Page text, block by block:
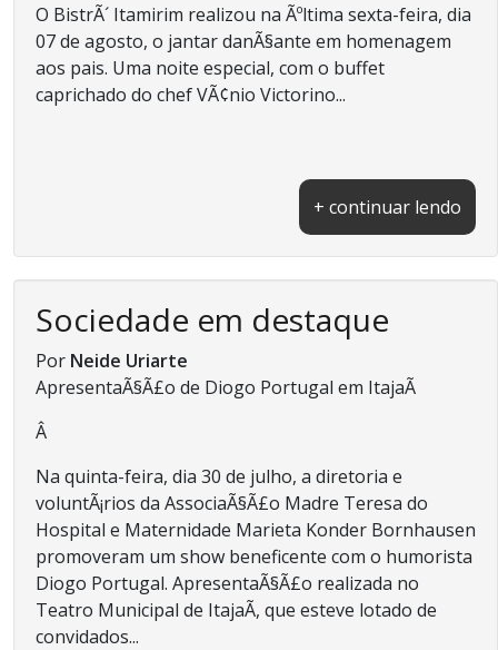
O BistrÃ´ Itamirim realizou na Ãºltima sexta-feira, dia
07 de agosto, o jantar danÃ§ante em homenagem
aos pais. Uma noite especial, com o buffet
caprichado do chef VÃ¢nio Victorino...
+ continuar lendo
Sociedade em destaque
Por Neide Uriarte
ApresentaÃ§Ã£o de Diogo Portugal em ItajaÃ­
Â
Na quinta-feira, dia 30 de julho, a diretoria e
voluntÃ¡rios da AssociaÃ§Ã£o Madre Teresa do
Hospital e Maternidade Marieta Konder Bornhausen
promoveram um show beneficente com o humorista
Diogo Portugal. ApresentaÃ§Ã£o realizada no
Teatro Municipal de ItajaÃ­, que esteve lotado de
convidados...